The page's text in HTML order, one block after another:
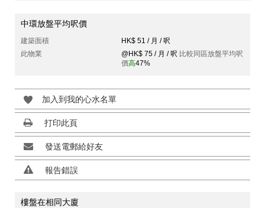
中環放盤平均呎價
建築面積
HK$ 51 / 月 / 呎
此物業
@HK$ 75 / 月 / 呎 比較同區放盤平均呎
價高47%
加入到我的心水名單
打印此頁
發送電郵給好友
報告錯誤
樓盤在相同大廈